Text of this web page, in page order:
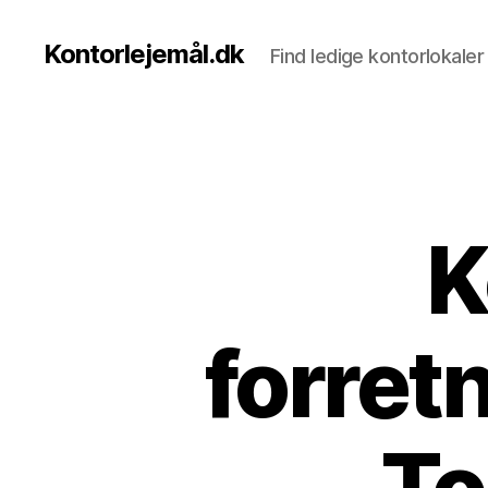
Kontorlejemål.dk Find ledige kontorlokaler